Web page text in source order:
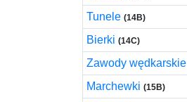
Tunele (14B)
Bierki (14C)
Zawody wędkarskie
Marchewki (15B)